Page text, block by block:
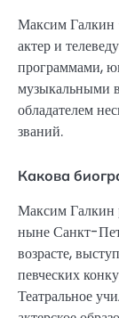
Максим Галкин
актер и
программами,
музыкальными
обладателем
званий.
Какова
Максим Галкин
ныне Санкт-
возрасте,
певческих
Театральное